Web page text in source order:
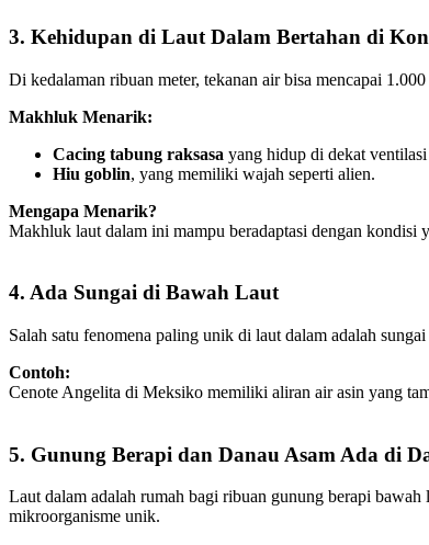
3. Kehidupan di Laut Dalam Bertahan di
Di kedalaman ribuan meter, tekanan air bisa mencapai
Makhluk Menarik:
Cacing tabung raksasa yang hidup di dekat
Hiu goblin, yang memiliki wajah seperti alien.
Mengapa Menarik?
Makhluk laut dalam ini mampu beradaptasi dengan kondisi
4. Ada Sungai di Bawah Laut
Salah satu fenomena paling unik di laut dalam adalah
Contoh:
Cenote Angelita di Meksiko memiliki aliran air asin yang
5. Gunung Berapi dan Danau Asam Ada di
Laut dalam adalah rumah bagi ribuan gunung berapi
mikroorganisme unik.